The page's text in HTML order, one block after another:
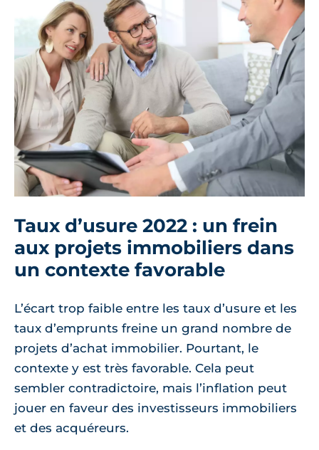
Taux d’usure 2022 : un frein
aux projets immobiliers dans
un contexte favorable
L’écart trop faible entre les taux d’usure et les
taux d’emprunts freine un grand nombre de
projets d’achat immobilier. Pourtant, le
contexte y est très favorable. Cela peut
sembler contradictoire, mais l’inflation peut
jouer en faveur des investisseurs immobiliers
et des acquéreurs.